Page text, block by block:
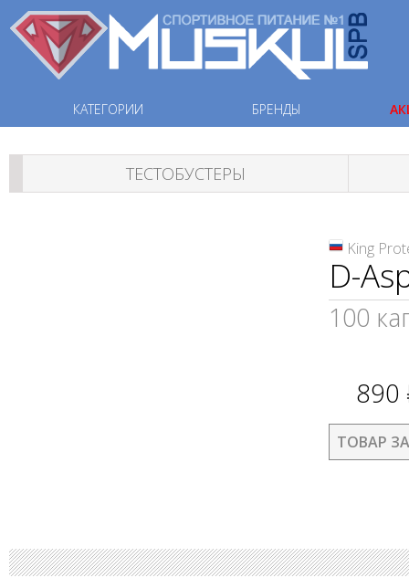
КАТЕГОРИИ БРЕНДЫ
ТЕСТОБУСТЕРЫ
King
D-
100
890
ТОВАР